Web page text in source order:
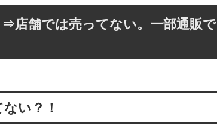
店舗では売ってない。一部通販で
い？！